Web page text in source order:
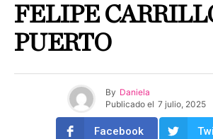
FELIPE
PUERTO
By Daniela
Publicado el 7 julio, 2025
Facebook